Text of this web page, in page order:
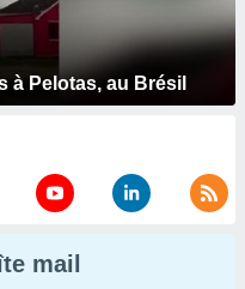
à Pelotas, au Brésil
mail